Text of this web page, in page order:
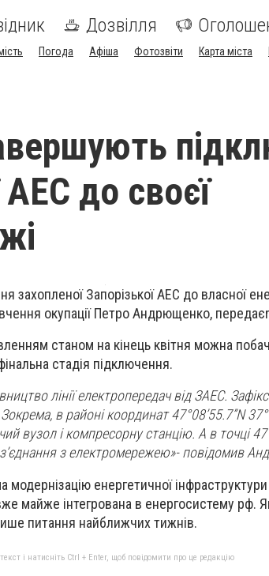
Дозвілля
Погода Афіша Фотозвіти Карта міста
АЕС до своєї
захопленої Запорізької АЕС до власної
окупації Петро Андрющенко,
станом на кінець квітня можна
стадія підключення.
лінії електропередач від ЗАЕС.
в районі координат 47°08’55.7”N
вузол і компресорну станцію. А в точці
з електромережею»- повідомив
модернізацію енергетичної
майже інтегрована в енергосистему рф.
питання найближчих тижнів.
і натисніть Ctrl + Enter, щоб повідомити про це редакцію